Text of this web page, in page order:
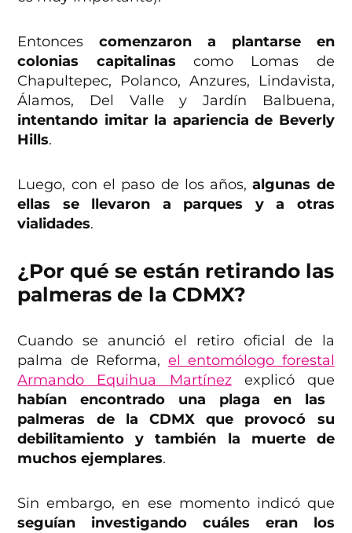
Entonces comenzaron a plantarse en
colonias capitalinas como Lomas de
Chapultepec, Polanco, Anzures, Lindavista,
Álamos, Del Valle y Jardín Balbuena,
intentando imitar la apariencia de Beverly
Hills.
Luego, con el paso de los años, algunas de
ellas se llevaron a parques y a otras
vialidades.
¿Por qué se están retirando las
palmeras de la CDMX?
Cuando se anunció el retiro oficial de la
palma de Reforma, el entomólogo forestal
Armando Equihua Martínezexplicó que
habían encontrado una plaga en las
palmeras de la CDMX que provocó su
debilitamiento y también la muerte de
muchos ejemplares.
Sin embargo, en ese momento indicó que
seguían investigando cuáles eran los